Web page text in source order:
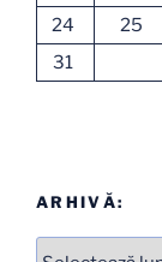
24
25
31
ARHIVĂ:
Arhive